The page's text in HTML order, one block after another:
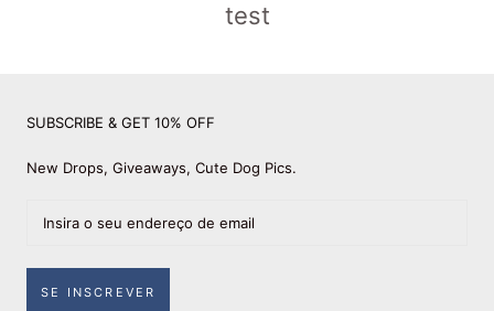
test
SUBSCRIBE & GET 10% OFF
New Drops, Giveaways, Cute Dog Pics.
SE INSCREVER